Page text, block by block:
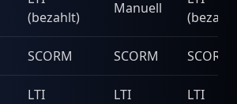
(bezahlt)
Manuell
SCORM SCORM SCORM
LTI LTI LTI